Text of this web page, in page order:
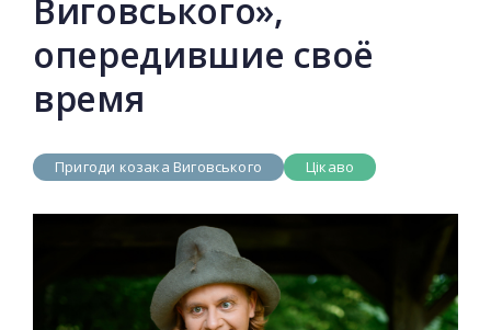
Виговського»,
опередившие своё
время
Пригоди козака Виговського Цікаво